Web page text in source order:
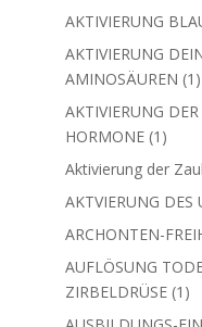
AKTIVIERUNG
AKTIVIERUNG
AMINOSÄUREN 1 1
AKTIVIERUNG
HORMONE 1 1
Aktivierung der
AKTVIERUNG DES
ARCHONTEN-
AUFLÖSUNG
ZIRBELDRÜSE 1 1